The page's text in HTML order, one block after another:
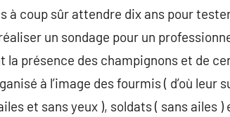
à coup sûr attendre dix ans pour
un sondage pour un
présence des champignons et de
à l’image des fourmis ( d’où leur
et sans yeux ), soldats ( sans ailes